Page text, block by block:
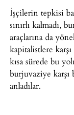
İşçilerin tepkisi
sınırlı kalmadı,
araçlarına da
kapitalistlere
kısa sürede bu
burjuvaziye
anladılar.